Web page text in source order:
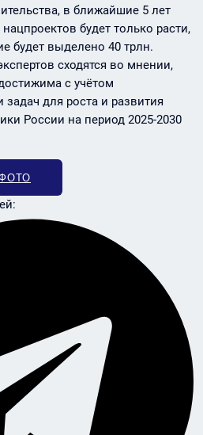
в ближайшие 5 лет
будет только расти,
будет выделено 40 трлн.
сходятся во мнении,
с учётом
задач для роста и развития
России на период 2025-2030